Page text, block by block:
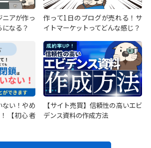
ニアが作っ
なる？
作って1日のブログが売れる！サ
イトマーケットってどんな感じ？
ない！やめ
【初心者
【サイト売買】信頼性の高いエビ
デンス資料の作成方法